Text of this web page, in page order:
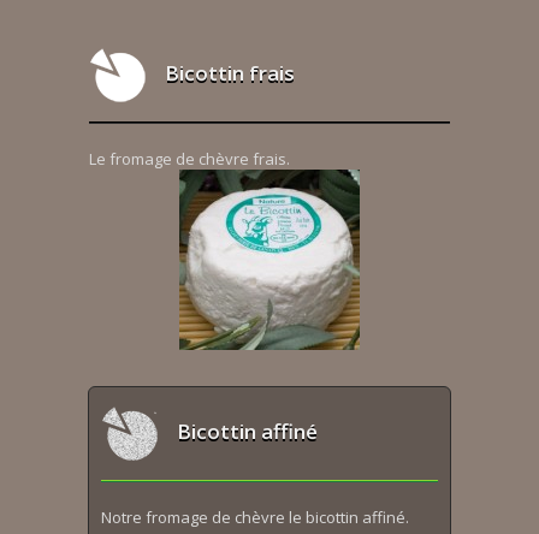
Bicottin frais
Le fromage de chèvre frais.
Bicottin affiné
Notre fromage de chèvre le bicottin affiné.